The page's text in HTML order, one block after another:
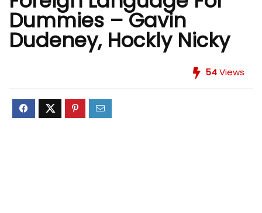
Dummies – Gavin
Dudeney, Hockly Nicky
54Views